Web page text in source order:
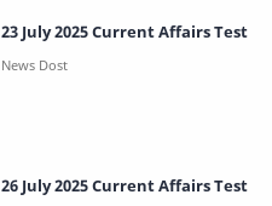
23 July 2025 Current Affairs Test
26 July 2025 Current Affairs Test